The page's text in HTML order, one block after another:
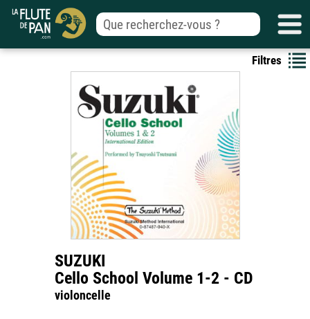
Filtres
SUZUKI
Cello School Volume 1-2 - CD
violoncelle